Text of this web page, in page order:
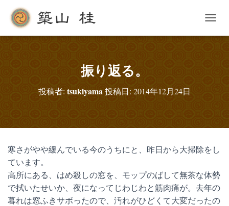
ビ
振り返る。
投稿者: tsukiyama投稿日: 2014年12月24日
寒さがやや緩んでいる今のうちにと、昨日から大掃除をし
ています。
高所にある、はめ殺しの窓を、モップのばして無茶な体勢
で拭いたせいか、夜になってじわじわと筋肉痛が。去年の
暮れは窓ふきサボったので、汚れがひどくて大変だったの